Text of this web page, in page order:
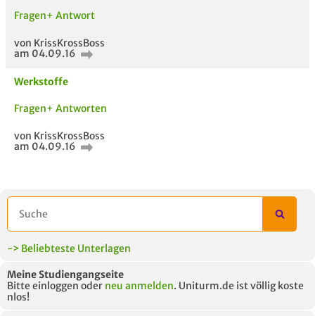
AUCH IM MODUL
Fragen+ Antwort
von KrissKrossBoss
am 04.09.16
Werkstoffe
Fragen+ Antworten
von KrissKrossBoss
am 04.09.16
-> Beliebteste Unterlagen
Meine Studiengangseite
Bitte einloggen oder neu anmelden. Uniturm.de ist völlig koste
nlos!